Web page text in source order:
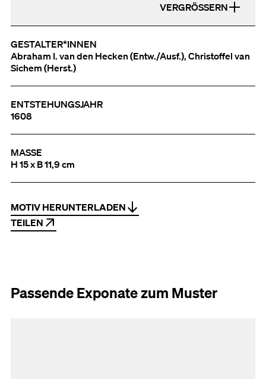
VERGRÖSSERN
GESTALTER*INNEN
Abraham I. van den Hecken (Entw./Ausf.), Christoffel van
Sichem (Herst.)
ENTSTEHUNGSJAHR
1608
MASSE
H 15 x B 11,9 cm
MOTIV HERUNTERLADEN
TEILEN
Passende Exponate zum Muster